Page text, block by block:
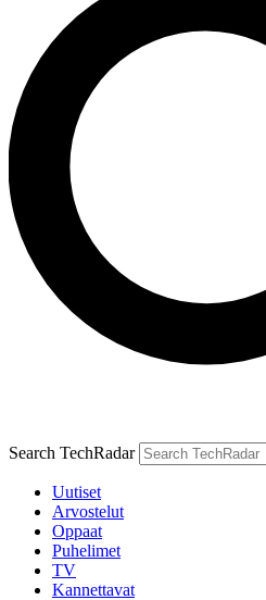
Search TechRadar
Uutiset
Arvostelut
Oppaat
Puhelimet
TV
Kannettavat